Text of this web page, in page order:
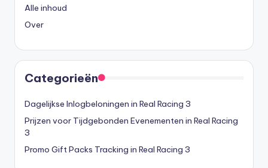
Alle inhoud
Over
Categorieën
Dagelijkse Inlogbeloningen in Real Racing 3
Prijzen voor Tijdgebonden Evenementen in Real Racing
3
Promo Gift Packs Tracking in Real Racing 3